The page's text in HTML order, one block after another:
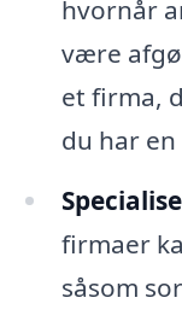
hvornår
være
et firma,
du har
firmaer
såsom